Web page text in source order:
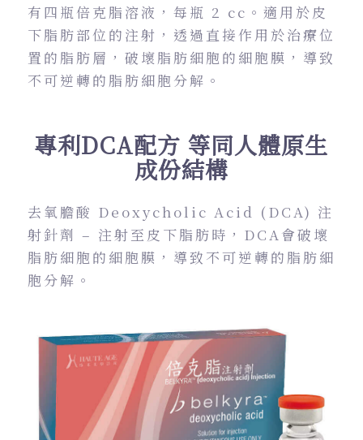
有四瓶倍克脂溶液，每瓶 2 cc。適用於皮
下脂肪部位的注射，透過直接作用於治療位
置的脂肪層，破壞脂肪細胞的細胞膜，導致
不可逆轉的脂肪細胞分解。
專利DCA配方 等同人體原生
成份結構
去氧膽酸 Deoxycholic Acid (DCA) 注
射針劑 – 注射至皮下脂肪時，DCA會破壞
脂肪細胞的細胞膜，導致不可逆轉的脂肪細
胞分解。